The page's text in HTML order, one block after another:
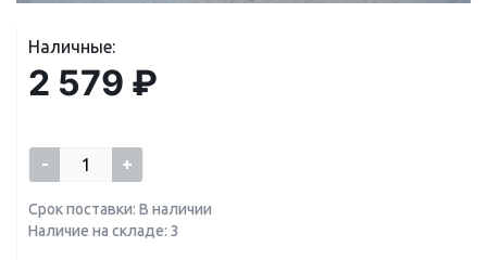
Наличные:
2 579 ₽
- +
Срок поставки: В наличии
Наличие на складе: 3